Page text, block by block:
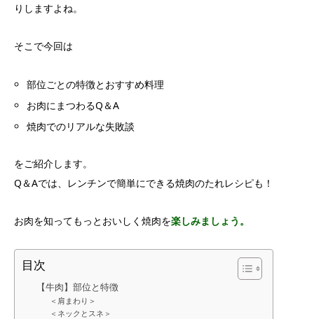
りしますよね。
そこで今回は
部位ごとの特徴とおすすめ料理
お肉にまつわるQ＆A
焼肉でのリアルな失敗談
をご紹介します。
Q＆Aでは、レンチンで簡単にできる焼肉のたれレシピも！
お肉を知ってもっとおいしく焼肉を楽しみましょう。
目次
【牛肉】部位と特徴
＜肩まわり＞
＜ネックとスネ＞